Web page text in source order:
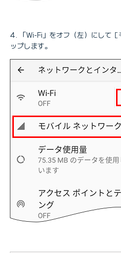
「Wi-Fi」をオフ（左）にして
ップします。